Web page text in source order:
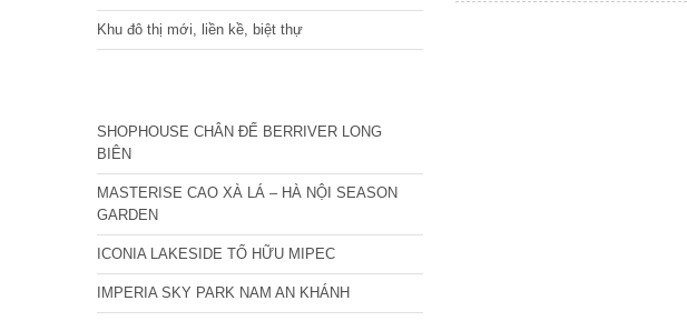
Khu đô thị mới, liền kề, biệt thự
SHOPHOUSE CHÂN ĐẾ BERRIVER LONG
BIÊN
MASTERISE CAO XÀ LÁ – HÀ NỘI SEASON
GARDEN
ICONIA LAKESIDE TỐ HỮU MIPEC
IMPERIA SKY PARK NAM AN KHÁNH